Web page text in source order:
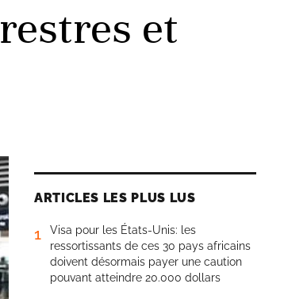
et
ARTICLES LES PLUS LUS
1
Visa pour les États-Unis: les
ressortissants de ces 30 pays africains
doivent désormais payer une caution
pouvant atteindre 20.000 dollars